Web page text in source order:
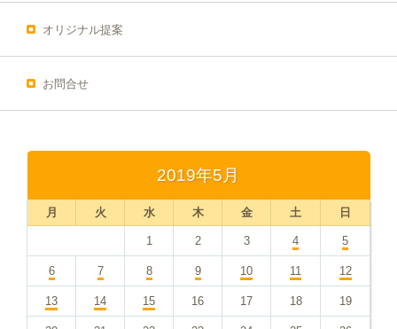
オリジナル提案
お問合せ
2019年5月
月 火 水 木 金 土 日
1 2 3 4 5
6 7 8 9 10 11 12
13 14 15 16 17 18 19